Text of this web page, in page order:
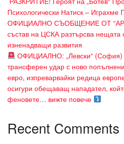
Психологически Натиск –
ОФИЦИАЛНО СЪОБЩЕНИЕ ОТ
състав на ЦСКА разтърсва нещата
изненадващи развития
ОФИЦИАЛНО: „Левски“ (София)
трансферен удар с ново
евро, изпреварвайки редица
осигури обещаващ нападател,
феновете… вижте повече
Recent Comments